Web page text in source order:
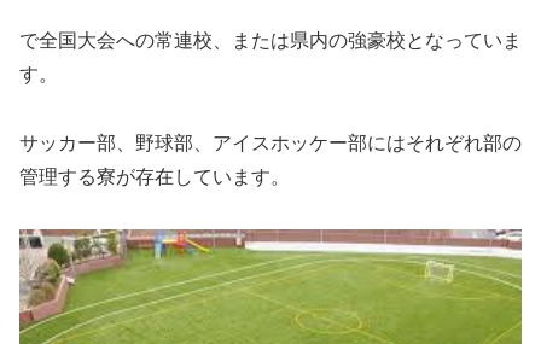
で全国大会への常連校、または県内の強豪校となっていま
す。
サッカー部、野球部、アイスホッケー部にはそれぞれ部の
管理する寮が存在しています。